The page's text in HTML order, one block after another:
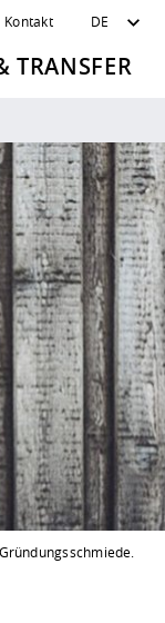
Kontakt DE
TRANSFER